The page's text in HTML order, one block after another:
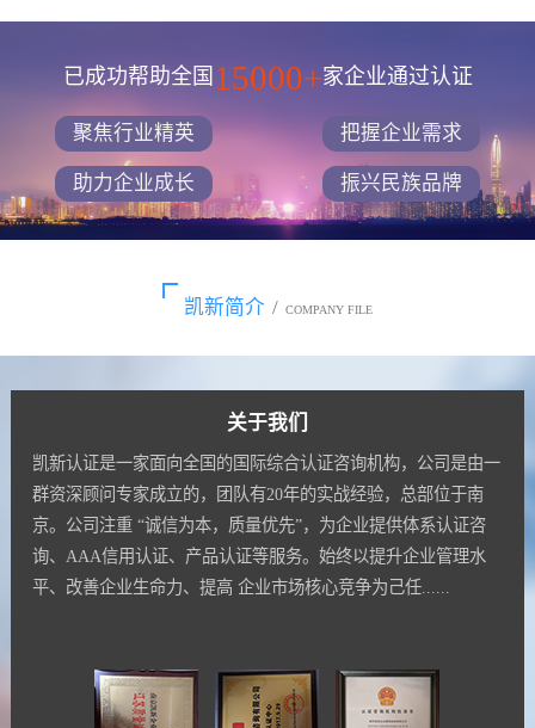
已成功帮助全国 15000+家企业通过认证
聚焦行业精英 把握企业需求
助力企业成长 振兴民族品牌
凯新简介 / COMPANY FILE
关于我们
凯新认证是一家面向全国的国际综合认证咨询机构，公司是由一
群资深顾问专家成立的，团队有20年的实战经验，总部位于南
京。公司注重 “诚信为本，质量优先”，为企业提供体系认证咨
询、AAA信用认证、产品认证等服务。始终以提升企业管理水
平、改善企业生命力、提高 企业市场核心竞争为己任......